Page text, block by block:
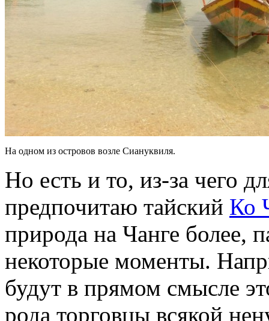
На одном из островов возле Сиануквиля.
Но есть и то, из-за чего
предпочитаю тайский Ко
природа на Чанге более,
некоторые моменты.
будут в прямом смысле
рода торговцы всякой